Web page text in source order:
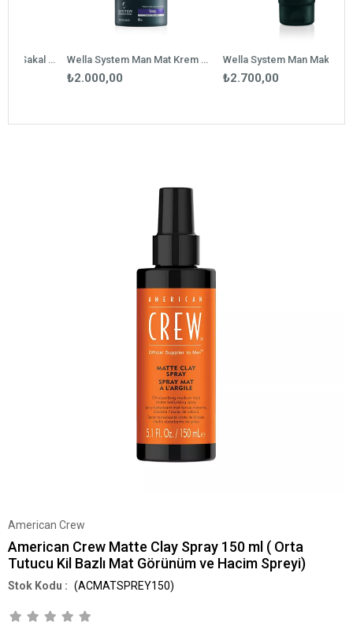
Wella System Man Saç, Sakal & Vücut Şampuanı 250 ml Wella System Man Mat Krem Wax 80 ml
₺2.000,00 ₺2.700,00
American Crew
American Crew Matte Clay Spray 150 ml ( Orta
Tutucu Kil Bazlı Mat Görünüm ve Hacim Spreyi)
(ACMATSPREY150)